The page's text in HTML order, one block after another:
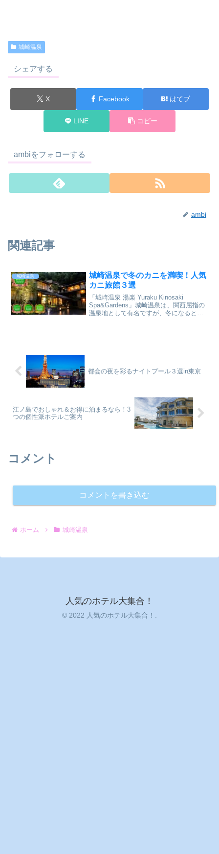
城崎温泉
シェアする
X Facebook はてブ
LINE コピー
ambiをフォローする
ambi
関連記事
城崎温泉
城崎温泉で冬のカニを満喫！人気
カニ旅館３選
「城崎温泉 湯楽 Yuraku Kinosaki
Spa&Gardens」城崎温泉は、関西屈指の
温泉地として有名ですが、冬になると一
都会の夜を彩るナイトプール３選in東京
江ノ島でおしゃれ＆お得に泊まるなら！3
つの個性派ホテルご案内
コメント
コメントを書き込む
ホーム 城崎温泉
人気のホテル大集合！
© 2022 人気のホテル大集合！.